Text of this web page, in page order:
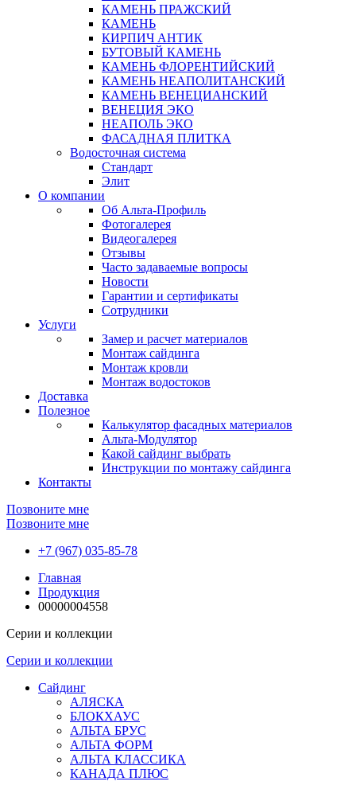
КАМЕНЬ ПРАЖСКИЙ
КАМЕНЬ
КИРПИЧ АНТИК
БУТОВЫЙ КАМЕНЬ
КАМЕНЬ ФЛОРЕНТИЙСКИЙ
КАМЕНЬ НЕАПОЛИТАНСКИЙ
КАМЕНЬ ВЕНЕЦИАНСКИЙ
ВЕНЕЦИЯ ЭКО
НЕАПОЛЬ ЭКО
ФАСАДНАЯ ПЛИТКА
Водосточная система
Стандарт
Элит
О компании
Об Альта-Профиль
Фотогалерея
Видеогалерея
Отзывы
Часто задаваемые вопросы
Новости
Гарантии и сертификаты
Сотрудники
Услуги
Замер и расчет материалов
Монтаж сайдинга
Монтаж кровли
Монтаж водостоков
Доставка
Полезное
Калькулятор фасадных материалов
Альта-Модулятор
Какой сайдинг выбрать
Инструкции по монтажу сайдинга
Контакты
Позвоните мне
Позвоните мне
+7 (967) 035-85-78
Главная
Продукция
00000004558
Серии и коллекции
Серии и коллекции
Сайдинг
АЛЯСКА
БЛОКХАУС
АЛЬТА БРУС
АЛЬТА ФОРМ
АЛЬТА КЛАССИКА
КАНАДА ПЛЮС